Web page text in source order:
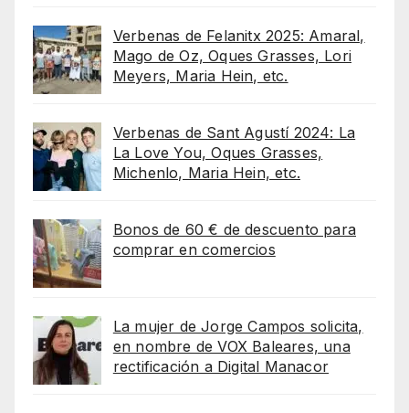
Verbenas de Felanitx 2025: Amaral,
Mago de Oz, Oques Grasses, Lori
Meyers, Maria Hein, etc.
Verbenas de Sant Agustí 2024: La
La Love You, Oques Grasses,
Michenlo, Maria Hein, etc.
Bonos de 60 € de descuento para
comprar en comercios
La mujer de Jorge Campos solicita,
en nombre de VOX Baleares, una
rectificación a Digital Manacor